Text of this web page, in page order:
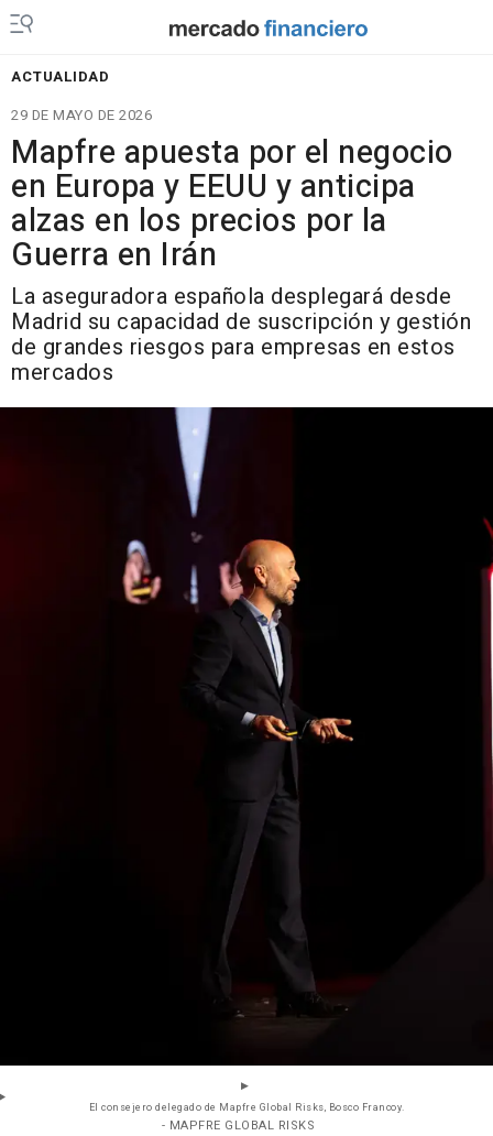
ACTUALIDAD
29 DE MAYO DE 2026
Mapfre apuesta por el negocio
en Europa y EEUU y anticipa
alzas en los precios por la
Guerra en Irán
La aseguradora española desplegará desde
Madrid su capacidad de suscripción y gestión
de grandes riesgos para empresas en estos
mercados
El consejero delegado de Mapfre Global Risks, Bosco Francoy.
- MAPFRE GLOBAL RISKS